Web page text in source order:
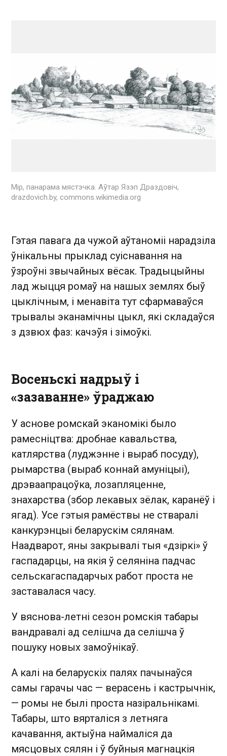
Мір, панарама мястэчка. Аўтар Язэп Драздовіч,
drazdovich.by, commons.wikimedia.org
Гэтая павага да чужой аўтаноміі нарадзіла
ўнікальны прыклад суіснавання на
ўзроўні звычайных вёсак. Традыцыйны
лад жыцця ромаў на нашых землях быў
цыклічным, і менавіта тут сфармаваўся
трывалы эканамічны цыкл, які складаўся
з дзвюх фаз: качэўя і зімоўкі.
Восеньскі надрыў і
«зазаванне» ўраджаю
У аснове ромскай эканомікі было
рамесніцтва: дробнае кавальства,
катлярства (луджэнне і выраб посуду),
рымарства (выраб коннай амуніцыі),
дрэваапрацоўка, лозапляценне,
знахарства (збор лекавых зёлак, каранёў і
ягад). Усе гэтыя рамёствы не стваралі
канкурэнцыі беларускім сялянам.
Наадварот, яны закрывалі тыя «дзіркі» ў
гаспадарцы, на якія ў селяніна падчас
сельскагаспадарчых работ проста не
заставалася часу.
У вяснова-летні сезон ромскія табары
вандравалі ад селішча да селішча ў
пошуку новых замоўнікаў.
А калі на беларускіх палях пачынаўся
самы гарачы час — верасень і кастрычнік,
— ромы не былі проста назіральнікамі.
Табары, што вярталіся з летняга
качавання, актыўна наймаліся да
мясцовых сялян і ў буйныя магнацкія